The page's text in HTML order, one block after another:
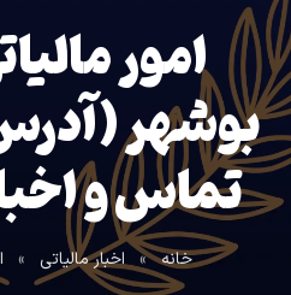
امور
بوشهر
تماس و
خانه » اخبار مالیاتی »